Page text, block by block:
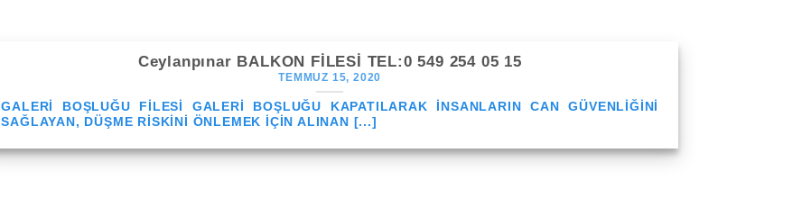
Ceylanpınar BALKON FİLESİ TEL:0 549 254 05 15
TEMMUZ 15, 2020
GALERI BOŞLUĞU FILESI GALERI BOŞLUĞU KAPATILARAK INSANLARIN CAN GÜVENLIĞINI
SAĞLAYAN, DÜŞME RISKINI ÖNLEMEK IÇIN ALINAN [...]